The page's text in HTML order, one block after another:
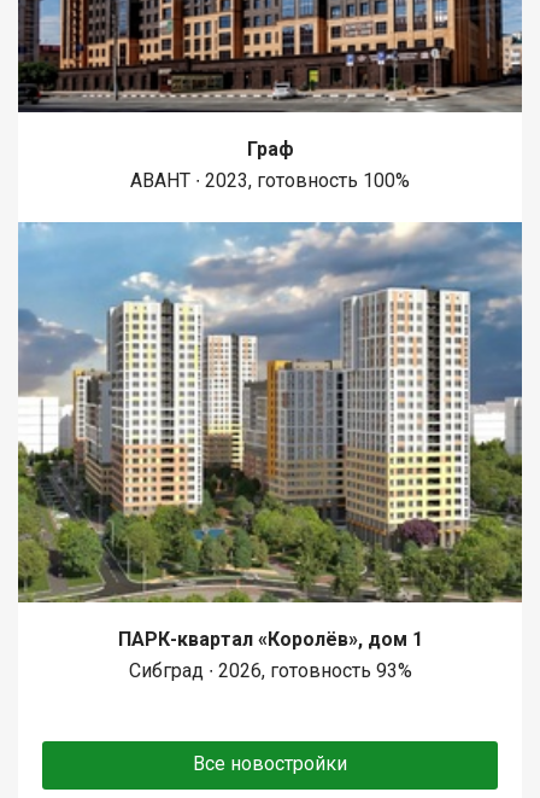
Граф
АВАНТ ∙ 2023, готовность 100%
ПАРК-квартал «Королёв», дом 1
Сибград ∙ 2026, готовность 93%
Все новостройки